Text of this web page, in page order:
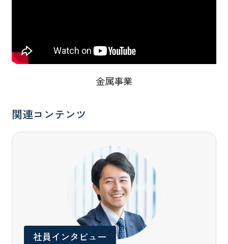
金属事業
関連コンテンツ
社員インタビュー